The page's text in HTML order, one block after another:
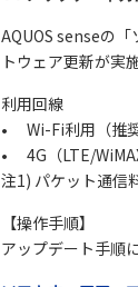
AQUOS senseの
トウェア更新が実
利用回線
• Wi-Fi利用（推奨
• 4G（LTE/
注1) パケット通信
【操作手順】
アップデート手順